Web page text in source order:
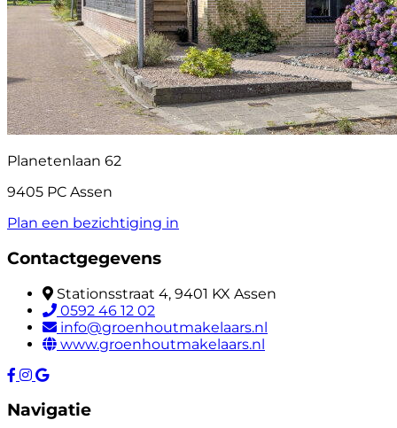
Planetenlaan 62
9405 PC Assen
Plan een bezichtiging in
Contactgegevens
Stationsstraat 4, 9401 KX Assen
0592 46 12 02
info@groenhoutmakelaars.nl
www.groenhoutmakelaars.nl
Navigatie